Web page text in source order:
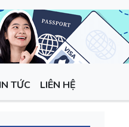
TỨC LIÊN HỆ